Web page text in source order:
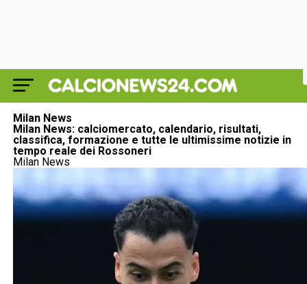
Milan News
Milan News: calciomercato, calendario, risultati,
classifica, formazione e tutte le ultimissime notizie in
tempo reale dei Rossoneri
Milan News